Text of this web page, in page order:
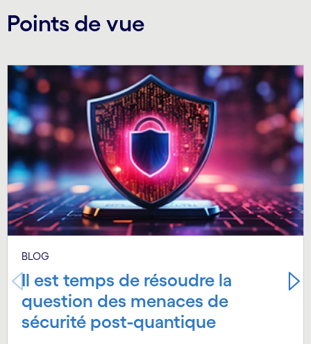
Points de vue
Carousel starts
BLOG
Il est temps de résoudre la
question des menaces de
sécurité post-quantique